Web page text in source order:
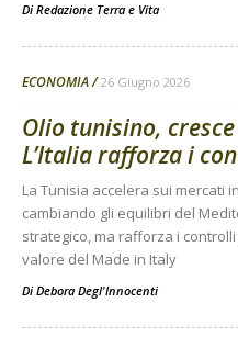
Di Redazione Terra e Vita
ECONOMIA 26 Giugno 2026
Olio tunisino, cresce
L’Italia rafforza i
La Tunisia accelera sui mercati
cambiando gli equilibri del
strategico, ma rafforza i
valore del Made in Italy
Di Debora Degl'Innocenti